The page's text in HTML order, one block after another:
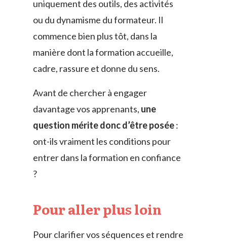
uniquement des outils, des activités
ou du dynamisme du formateur. Il
commence bien plus tôt, dans la
manière dont la formation accueille,
cadre, rassure et donne du sens.
Avant de chercher à engager
davantage vos apprenants, une
question mérite donc d’être posée:
ont-ils vraiment les conditions pour
entrer dans la formation en confiance
?
Pour aller plus loin
Pour clarifier vos séquences et rendre